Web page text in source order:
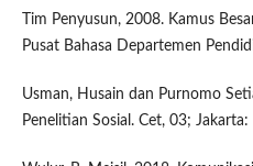
Tim Penyusun, 2008. Kamus
Pusat Bahasa Departemen
Usman, Husain dan Purnomo
Penelitian Sosial. Cet, 03; Jakarta: